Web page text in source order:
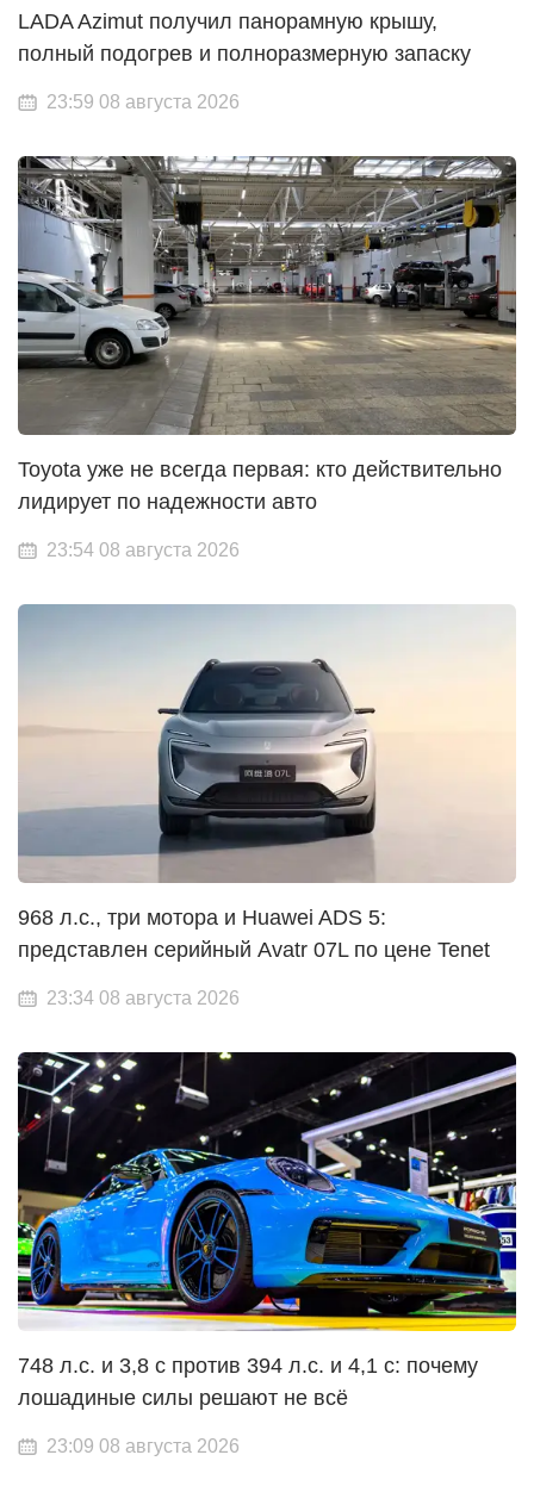
LADA Azimut получил панорамную крышу,
полный подогрев и полноразмерную запаску
23:59 08 августа 2026
Toyota уже не всегда первая: кто действительно
лидирует по надежности авто
23:54 08 августа 2026
968 л.с., три мотора и Huawei ADS 5:
представлен серийный Avatr 07L по цене Tenet
23:34 08 августа 2026
748 л.с. и 3,8 с против 394 л.с. и 4,1 с: почему
лошадиные силы решают не всё
23:09 08 августа 2026